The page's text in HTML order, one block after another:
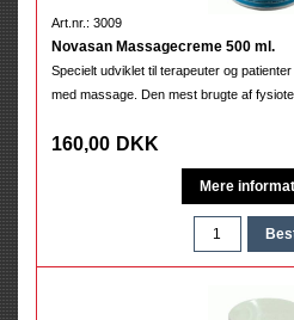
Art.nr.: 3009
Novasan Massagecreme 500 ml.
Specielt udviklet til terapeuter og
med massage. Den mest brugte af
160,00 DKK